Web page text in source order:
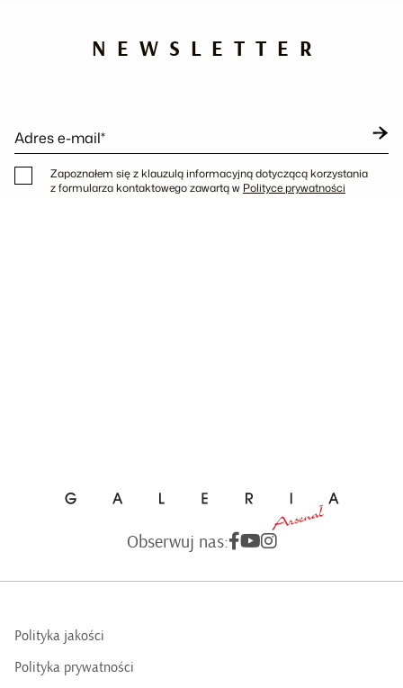
NEWSLETTER
Adres e-mail*
Zapoznałem się z klauzulą informacyjną dotyczącą korzystania
z formularza kontaktowego zawartą w Polityce prywatności
Obserwuj nas:
Polityka jakości
Polityka prywatności